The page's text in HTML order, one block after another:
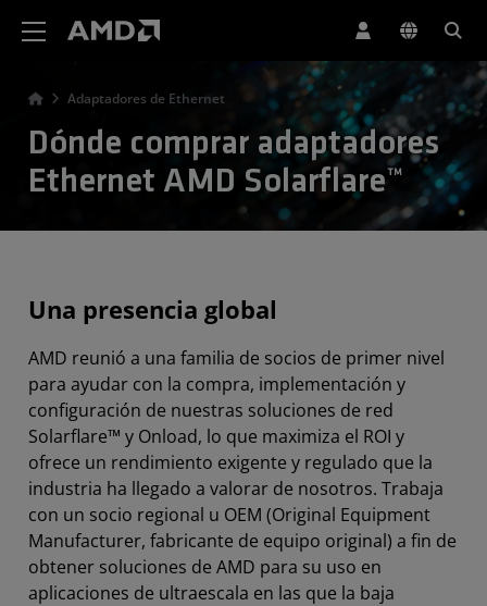
Adaptadores de Ethernet
Dónde comprar adaptadores
Ethernet AMD Solarflare™
Una presencia global
AMD reunió a una familia de socios de primer nivel
para ayudar con la compra, implementación y
configuración de nuestras soluciones de red
Solarflare™ y Onload, lo que maximiza el ROI y
ofrece un rendimiento exigente y regulado que la
industria ha llegado a valorar de nosotros. Trabaja
con un socio regional u OEM (Original Equipment
Manufacturer, fabricante de equipo original) a fin de
obtener soluciones de AMD para su uso en
aplicaciones de ultraescala en las que la baja